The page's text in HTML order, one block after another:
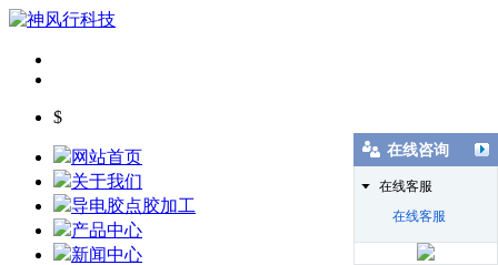
$
网站首页
关于我们
导电胶点胶加工
产品中心
新闻中心
在线咨询
在线客服
在线客服